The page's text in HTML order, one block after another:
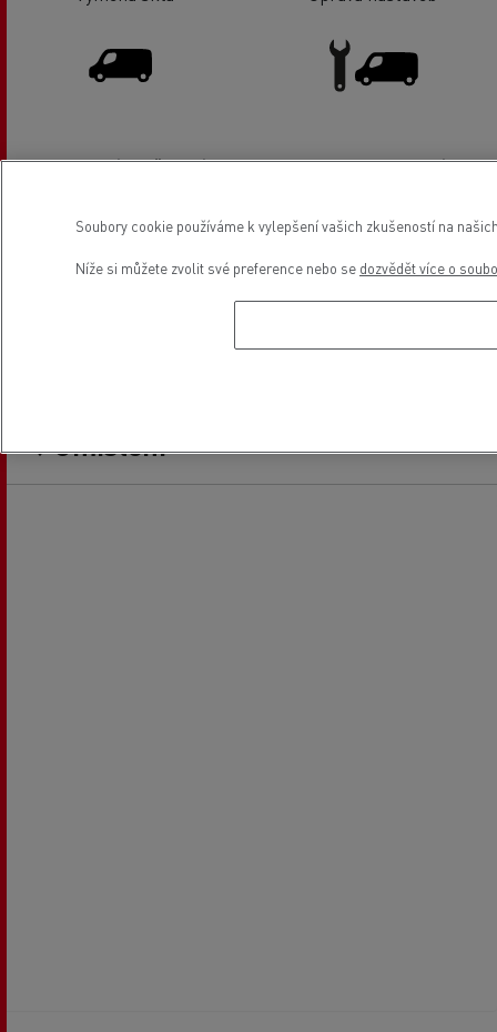
Prodej lehkých užitkových
Servis a oprava lehkých
Umístění
Soubory cookie používáme k vylepšení vašich zkušeností na
Níže si můžete zvolit své preference nebo se dozvědět více o